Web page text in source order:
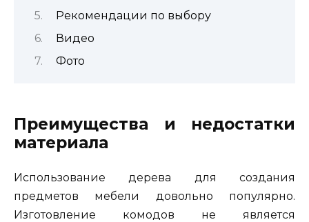
Рекомендации по выбору
Видео
Фото
Преимущества и недостатки
материала
Использование дерева для создания
предметов мебели довольно популярно.
Изготовление комодов не является